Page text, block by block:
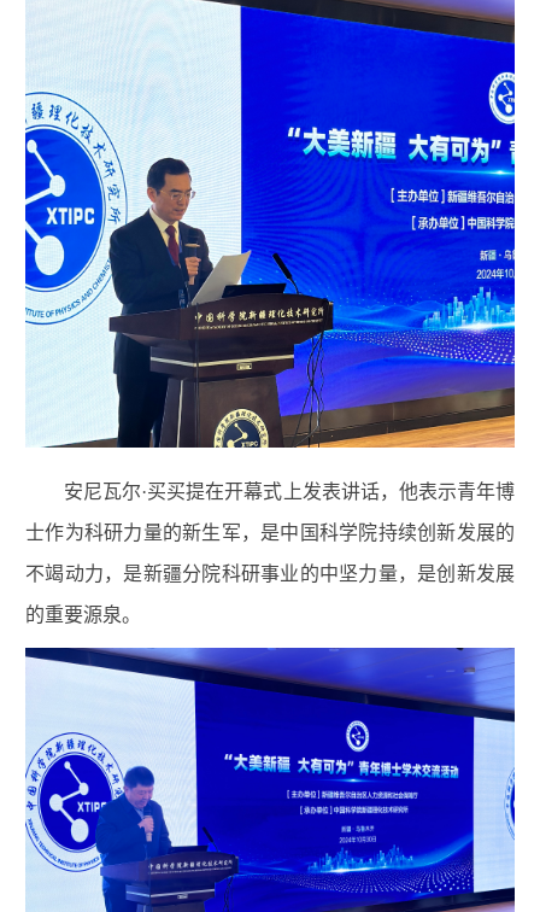
安尼瓦尔·买买提在开幕式上发表讲话，他表示青年博
士作为科研力量的新生军，是中国科学院持续创新发展的
不竭动力，是新疆分院科研事业的中坚力量，是创新发展
的重要源泉。